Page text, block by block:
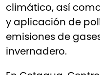
climático, así
y aplicación de
emisiones de
invernadero.